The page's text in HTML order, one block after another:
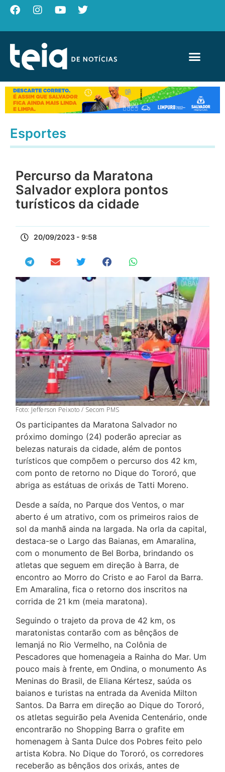
Esportes
Percurso da Maratona
Salvador explora pontos
turísticos da cidade
20/09/2023 - 9:58
Foto: Jefferson Peixoto / Secom PMS
Os participantes da Maratona Salvador no
próximo domingo (24) poderão apreciar as
belezas naturais da cidade, além de pontos
turísticos que compõem o percurso dos 42 km,
com ponto de retorno no Dique do Tororó, que
abriga as estátuas de orixás de Tatti Moreno.
Desde a saída, no Parque dos Ventos, o mar
aberto é um atrativo, com os primeiros raios de
sol da manhã ainda na largada. Na orla da capital,
destaca-se o Largo das Baianas, em Amaralina,
com o monumento de Bel Borba, brindando os
atletas que seguem em direção à Barra, de
encontro ao Morro do Cristo e ao Farol da Barra.
Em Amaralina, fica o retorno dos inscritos na
corrida de 21 km (meia maratona).
Seguindo o trajeto da prova de 42 km, os
maratonistas contarão com as bênçãos de
Iemanjá no Rio Vermelho, na Colônia de
Pescadores que homenageia a Rainha do Mar. Um
pouco mais à frente, em Ondina, o monumento As
Meninas do Brasil, de Eliana Kértesz, saúda os
baianos e turistas na entrada da Avenida Milton
Santos. Da Barra em direção ao Dique do Tororó,
os atletas seguirão pela Avenida Centenário, onde
encontrarão no Shopping Barra o grafite em
homenagem à Santa Dulce dos Pobres feito pelo
artista Kobra. No Dique do Tororó, os corredores
receberão as bênçãos dos orixás, antes de